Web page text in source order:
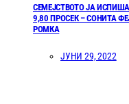
СЕМЕЈСТВОТО ЈА
9,80 ПРОСЕК – СОНИТА
РОМКА
ЈУНИ 29, 2022